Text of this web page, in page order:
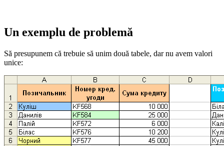
Un exemplu de problemă
Să presupunem că trebuie să unim două tabele, dar nu avem valori
unice: